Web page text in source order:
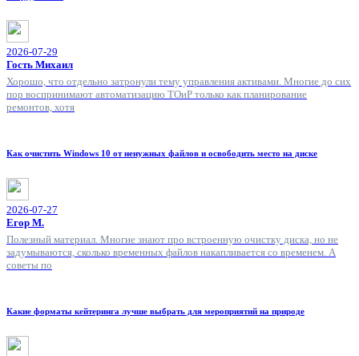
2026-07-29
Гость Михаил
Хорошо, что отдельно затронули тему управления активами. Многие до сих
пор воспринимают автоматизацию ТОиР только как планирование
ремонтов, хотя
Как очистить Windows 10 от ненужных файлов и освободить место на диске
2026-07-27
Егор М.
Полезный материал. Многие знают про встроенную очистку диска, но не
задумываются, сколько временных файлов накапливается со временем. А
советы по
Какие форматы кейтеринга лучше выбрать для мероприятий на природе